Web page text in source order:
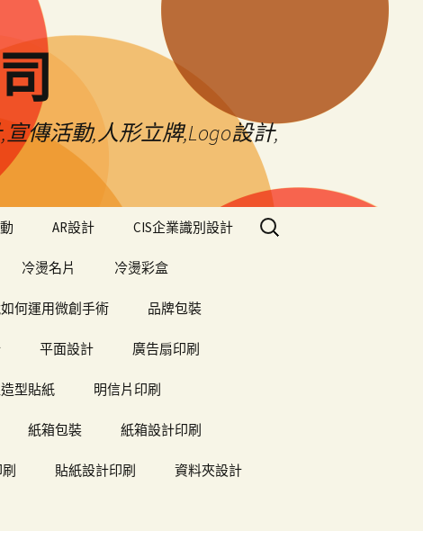
傳活動,人形立牌,Logo設計,
AR設計 CIS企業識別設計
冷燙名片 冷燙彩盒
何運用微創手術 品牌包裝
平面設計 廣告扇印刷
型貼紙 明信片印刷
紙箱包裝 紙箱設計印刷
貼紙設計印刷 資料夾設計
搜
尋